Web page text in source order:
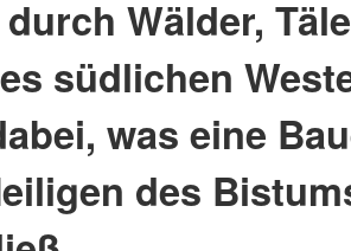
Wälder,
südlichen
was eine
des